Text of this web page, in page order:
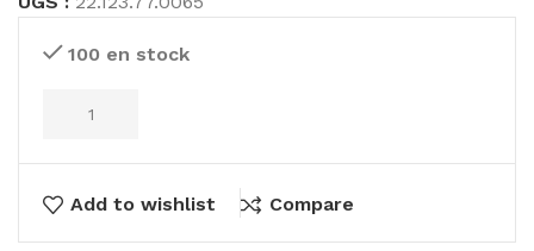
100 en stock
Add to wishlist Compare